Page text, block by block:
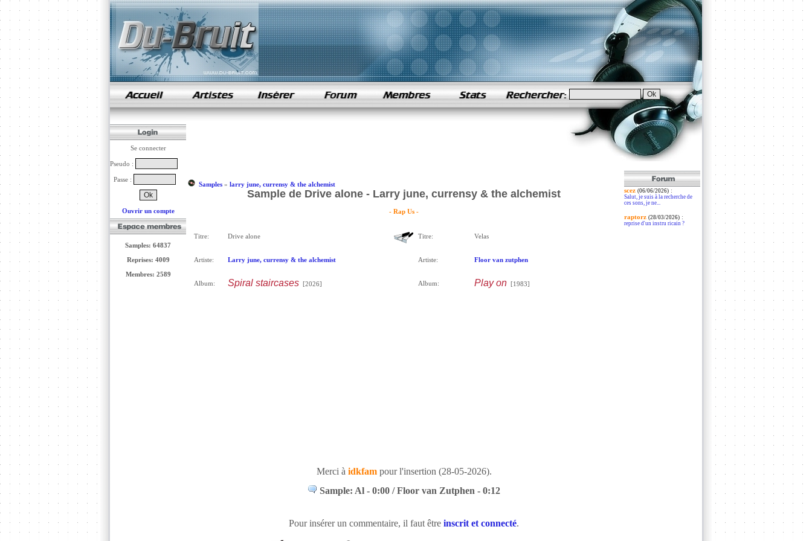
samples de rap
Se connecter
Pseudo :
Passe :
Ouvrir un compte
Samples: 64837
Reprises: 4009
Membres: 2589
Samples» larry june, currensy & the alchemist
Sample de Drive alone - Larry june, currensy & the alchemist
- Rap Us -
Titre: Drive alone
Artiste: Larry june, currensy & the alchemist
Album: Spiral staircases[2026]
Titre: Velas
Artiste: Floor van zutphen
Album: Play on[1983]
Merci à idkfampour l'insertion (28-05-2026).
Sample: Al - 0:00 / Floor van Zutphen - 0:12
Pour insérer un commentaire, il faut être inscrit et connecté.
scez (06/06/2026):
Salut, je suis à la recherche de
ces sons, je ne...
raptorz (28/03/2026):
reprise d'un instru ricain ?